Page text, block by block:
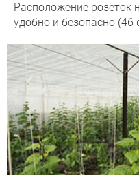
Расположение розеток
удобно и безопасно (46